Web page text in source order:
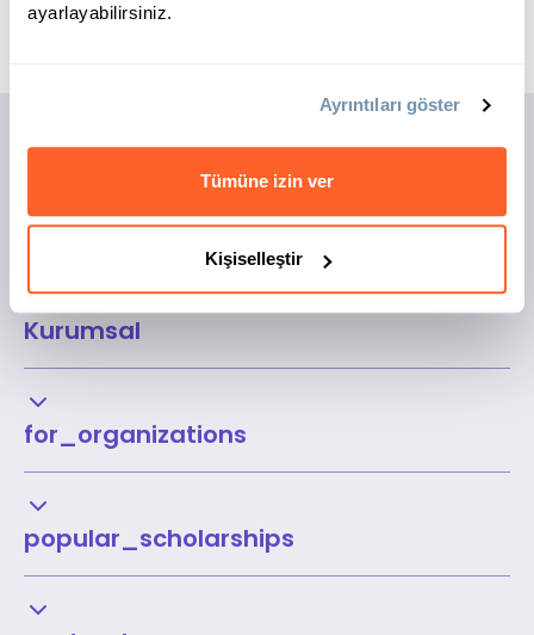
ayarlayabilirsiniz.
Ayrıntıları göster
Tümüne izin ver
Kişiselleştir
Kurumsal
for_organizations
popular_scholarships